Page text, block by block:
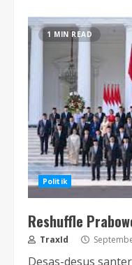
1 MIN READ
Politik
Reshuffle
TraxId
Desas-desus